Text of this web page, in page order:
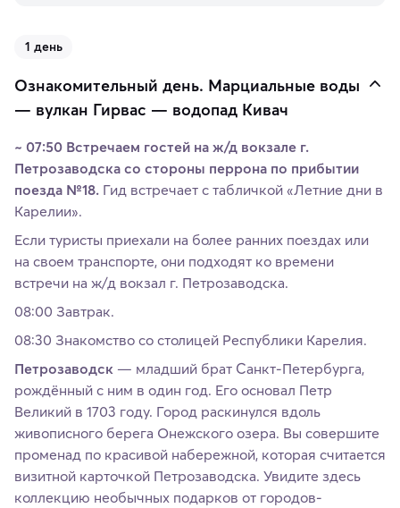
1 день
Ознакомительный день. Марциальные воды
— вулкан Гирвас — водопад Кивач
~ 07:50 Встречаем гостей на ж/д вокзале г.
Петрозаводска со стороны перрона по прибытии
поезда №18. Гид встречает с табличкой «Летние дни в
Карелии».
Если туристы приехали на более ранних поездах или
на своем транспорте, они подходят ко времени
встречи на ж/д вокзал г. Петрозаводска.
08:00 Завтрак.
08:30 Знакомство со столицей Республики Карелия.
Петрозаводск — младший брат Санкт-Петербурга,
рождённый с ним в один год. Его основал Петр
Великий в 1703 году. Город раскинулся вдоль
живописного берега Онежского озера. Вы совершите
променад по красивой набережной, которая считается
визитной карточкой Петрозаводска. Увидите здесь
коллекцию необычных подарков от городов-